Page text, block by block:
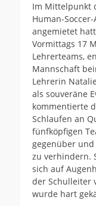
Im Mittelpunkt
Human-
angemietet
Vormittags 17
Lehrerteams,
Mannschaft
Lehrerin
als souveräne
kommentierte
Schlaufen an
fünfköpfigen
gegenüber
zu verhindern.
sich auf
der Schulleiter
wurde hart